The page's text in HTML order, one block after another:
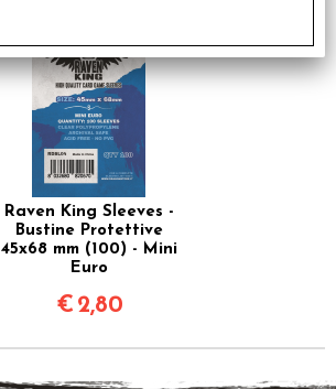
Raven King Sleeves -
Bustine Protettive
45x68 mm (100) - Mini
Euro
€ 2,80